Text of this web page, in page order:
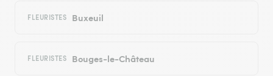
FLEURISTES Buxeuil
FLEURISTES Bouges-le-Château